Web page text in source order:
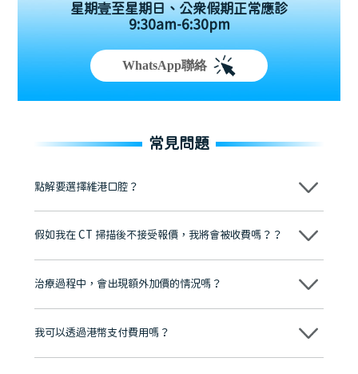
星期壹至星期日、公眾假期正常應診
9:30am-6:30pm
WhatsApp聯絡
常見問題
點解要選擇維港口腔？
維港口腔踐行「醫道濟世」的大學校訓，各分院匯聚來自香港、內地的
牌」、「2025香港企業領袖品牌」，是諾貝爾種植系統全球放心植牙中
至今已服務超過三十個國家和地區的顧客，受到粵港澳大灣區及周邊城
市市民極高的口碑評價及信任推薦 珠海、深圳設有八大分院，香港亦設
有咨詢及服務保障中心，有任何問題都可以隨時預約免費咨詢，讓人十
假如我在 CT 掃描後不接受報價，我將會被收費嗎？？
不會！只要未開始實際服務之前，你不會被收取任何費用。
治療過程中，會出現額外加價的情況嗎？
不會，治療前我們會詳細說明治療方案及對應的價錢，顧客同意並簽字
我可以透過港幣支付費用嗎？
可以。維港口腔會按照當日匯率轉算收取費用，而匯率會及時告知客人